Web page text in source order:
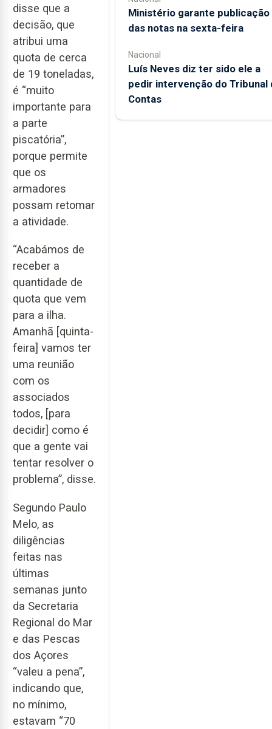
disse que a
decisão, que
atribui uma
quota de cerca
de 19 toneladas,
é “muito
importante para
a parte
piscatória”,
porque permite
que os
armadores
possam retomar
a atividade.
“Acabámos de
receber a
quantidade de
quota que vem
para a ilha.
Amanhã [quinta-
feira] vamos ter
uma reunião
com os
associados
todos, [para
decidir] como é
que a gente vai
tentar resolver o
problema”, disse.
Segundo Paulo
Melo, as
diligências
feitas nas
últimas
semanas junto
da Secretaria
Regional do Mar
e das Pescas
dos Açores
“valeu a pena”,
indicando que,
no mínimo,
estavam “70
Ministério garante publicação
das notas na sexta-feira
Nacional
Luís Neves diz ter sido ele a
pedir intervenção do Tribunal
Contas